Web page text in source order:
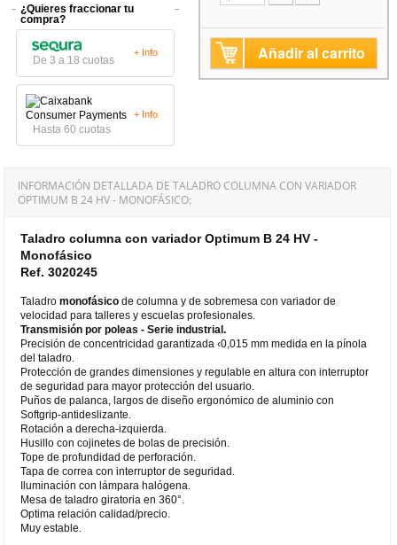
¿Quieres fraccionar tu
compra?
De 3 a 18 cuotas
+ Info
Hasta 60 cuotas
+ Info
Añadir al carrito
INFORMACIÓN DETALLADA DE TALADRO COLUMNA CON VARIADOR
OPTIMUM B 24 HV - MONOFÁSICO:
Taladro columna con variador Optimum B 24 HV -
Monofásico
Ref. 3020245
Taladromonofásico de columna y de sobremesa con variador de
velocidad para talleres y escuelas profesionales.
Transmisión por poleas - Serie industrial.
Precisión de concentricidad garantizada ‹0,015 mm medida en la pínola
del taladro.
Protección de grandes dimensiones y regulable en altura con interruptor
de seguridad para mayor protección del usuario.
Puños de palanca, largos de diseño ergonómico de aluminio con
Softgrip-antideslizante.
Rotación a derecha-izquierda.
Husillo con cojinetes de bolas de precisión.
Tope de profundidad de perforación.
Tapa de correa con interruptor de seguridad.
Iluminación con lámpara halógena.
Mesa de taladro giratoria en 360°.
Optima relación calidad/precio.
Muy estable.